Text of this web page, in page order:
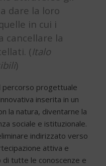
dare la loro
in cui i
cancellare la
(Italo
)
percorso progettuale
inserita in un
la natura, diventarne la
sociale e istituzionale.
indirizzato verso
attiva e
di tutte le conoscenze e